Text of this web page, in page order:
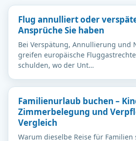
Flug annulliert oder
Ansprüche Sie haben
Bei Verspätung, Annullierung und
greifen europäische
schulden, wo der Unt…
Familienurlaub buchen –
Zimmerbelegung und
Vergleich
Warum dieselbe Reise für Familien